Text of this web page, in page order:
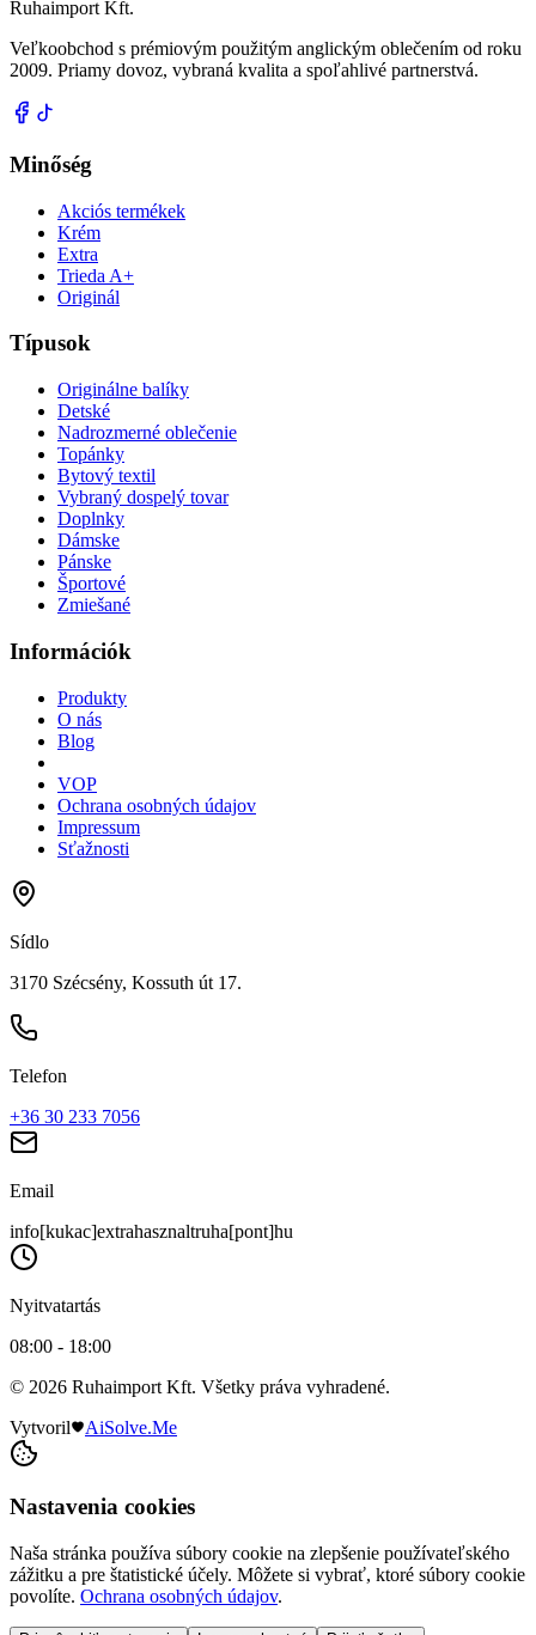
Ruhaimport Kft.
Veľkoobchod s prémiovým použitým anglickým oblečením od roku
2009. Priamy dovoz, vybraná kvalita a spoľahlivé partnerstvá.
Minőség
Akciós termékek
Krém
Extra
Trieda A+
Originál
Típusok
Originálne balíky
Detské
Nadrozmerné oblečenie
Topánky
Bytový textil
Vybraný dospelý tovar
Doplnky
Dámske
Pánske
Športové
Zmiešané
Információk
Produkty
O nás
Blog
VOP
Ochrana osobných údajov
Impressum
Sťažnosti
Sídlo
3170 Szécsény, Kossuth út 17.
Telefon
+36 30 233 7056
Email
info[kukac]extrahasznaltruha[pont]hu
Nyitvatartás
08:00 - 18:00
© 2026 Ruhaimport Kft. Všetky práva vyhradené.
Vytvoril
AiSolve.Me
Nastavenia cookies
Naša stránka používa súbory cookie na zlepšenie používateľského
zážitku a pre štatistické účely. Môžete si vybrať, ktoré súbory cookie
povolíte. Ochrana osobných údajov.